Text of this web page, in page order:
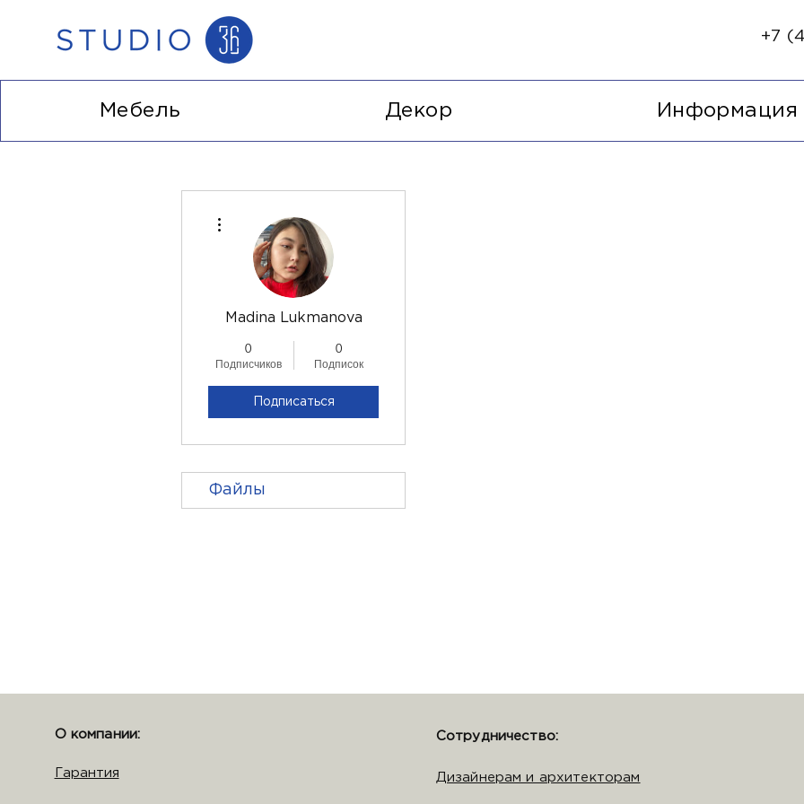
+7
Мебель Декор Информация
Madina Lukmanova
0
Подписчиков
0
Подписок
Подписаться
Файлы
О компании:
Гарантия
Сотрудничество:
Дизайнерам и архитекторам